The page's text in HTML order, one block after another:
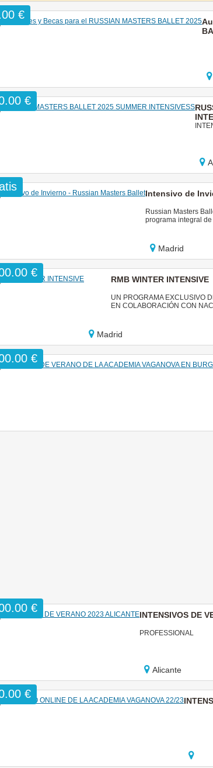
€
€
Intensivo de
Russian Masters
programa integral
Madrid
€
RMB WINTER INTENSIVE
UN PROGRAMA EXCLUSIVO
EN COLABORACIÓN CON
Madrid
€
€
INTENSIVOS DE
PROFESSIONAL
Alicante
€